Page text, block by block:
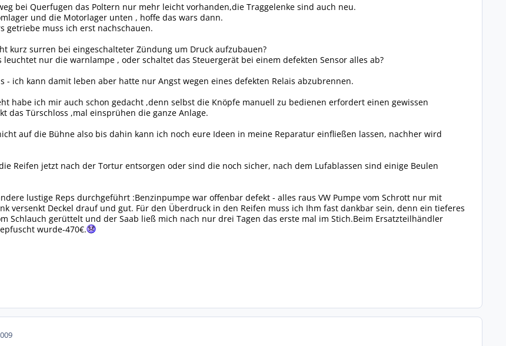
bei Querfugen das Poltern nur mehr leicht vorhanden,die Traggelenke sind auch neu.
und die Motorlager unten , hoffe das wars dann.
getriebe muss ich erst nachschauen.
kurz surren bei eingeschalteter Zündung um Druck aufzubauen?
nur die warnlampe , oder schaltet das Steuergerät bei einem defekten Sensor alles ab?
- ich kann damit leben aber hatte nur Angst wegen eines defekten Relais abzubrennen.
habe ich mir auch schon gedacht ,denn selbst die Knöpfe manuell zu bedienen erfordert einen gewissen
das Türschloss ,mal einsprühen die ganze Anlage.
auf die Bühne also bis dahin kann ich noch eure Ideen in meine Reparatur einfließen lassen, nachher wird
Reifen jetzt nach der Tortur entsorgen oder sind die noch sicher, nach dem Lufablassen sind einige Beulen
lustige Reps durchgeführt :Benzinpumpe war offenbar defekt - alles raus VW Pumpe vom Schrott nur mit
versenkt Deckel drauf und gut. Für den Überdruck in den Reifen muss ich Ihm fast dankbar sein, denn ein tieferes
Schlauch gerüttelt und der Saab ließ mich nach nur drei Tagen das erste mal im Stich.Beim Ersatzteilhändler
wurde-470€.